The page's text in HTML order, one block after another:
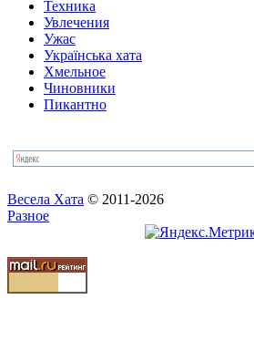
Техника
Увлечения
Ужас
Українська хата
Хмельное
Чиновники
Пикантно
Весела Хата © 2011-2026
Разное